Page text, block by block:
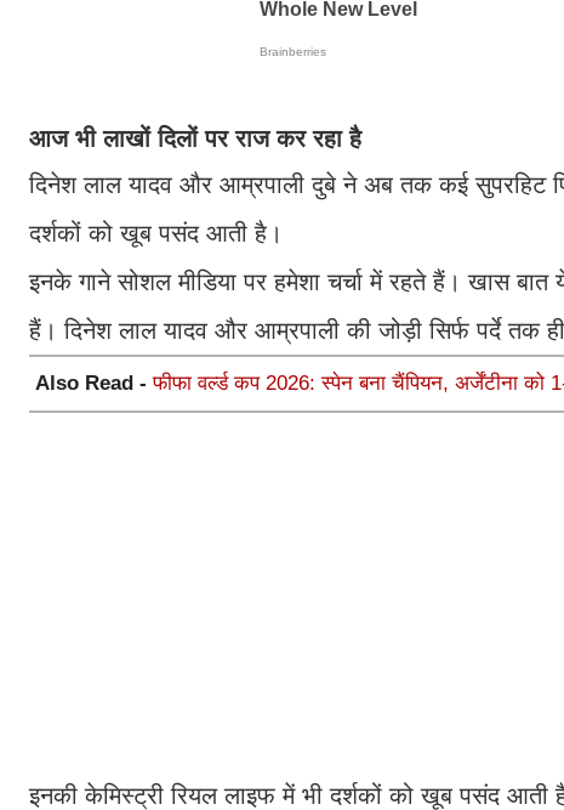
आज भी लाखों दिलों पर राज कर रहा है
दिनेश लाल यादव और आम्रपाली दुबे ने अब तक कई सुपरहिट
दर्शकों को खूब पसंद आती है।
इनके गाने सोशल मीडिया पर हमेशा चर्चा में रहते हैं। खास
हैं। दिनेश लाल यादव और आम्रपाली की जोड़ी सिर्फ पर्दे तक
Also Read -फीफा वर्ल्ड कप 2026: स्पेन बना चैंपियन, अर्जेंटीना को
इनकी केमिस्ट्री रियल लाइफ में भी दर्शकों को खूब पसंद आती